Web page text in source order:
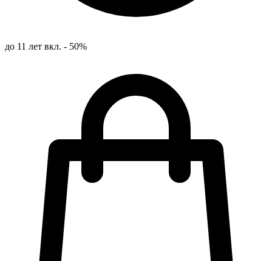
до 11 лет вкл. - 50%